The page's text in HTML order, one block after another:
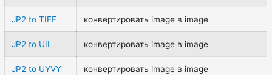
JP2 to TIFF конвертировать image в image
JP2 to UIL конвертировать image в image
JP2 to UYVY конвертировать image в image